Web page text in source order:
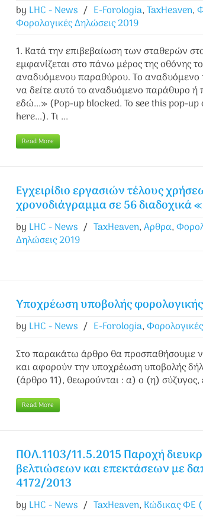
by LHC - News / E-Forologia,TaxHeaven,
Φορολογικές Δηλώσεις 2019
1. Κατά την επιβεβαίωση των σταθερών
εμφανίζεται στο πάνω μέρος της οθόνης
αναδυόμενου παραθύρου. Το αναδυόμενο
να δείτε αυτό το αναδυόμενο παράθυρο ή
εδώ...» (Pop-up blocked. To see this pop-
here...). Τι ...
Read More
Εγχειρίδιο εργασιών τέλους
χρονοδιάγραμμα σε 56 διαδοχικά
by LHC - News / TaxHeaven,Αρθρα,
Δηλώσεις 2019
Υποχρέωση υποβολής
by LHC - News / E-Forologia,
Στο παρακάτω άρθρο θα προσπαθήσουμε
και αφορούν την υποχρέωση υποβολής
(άρθρο 11), θεωρούνται : α) ο (η)
Read More
ΠΟΛ.1103/11.5.2015 Παροχή
βελτιώσεων και επεκτάσεων με
4172/2013
by LHC - News / TaxHeaven, Κώδικας ΦΕ